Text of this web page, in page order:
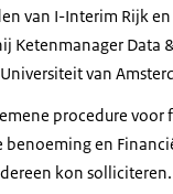
van I-Interim Rijk
Ketenmanager Data
van
procedure voor
benoeming en
kon solliciteren.